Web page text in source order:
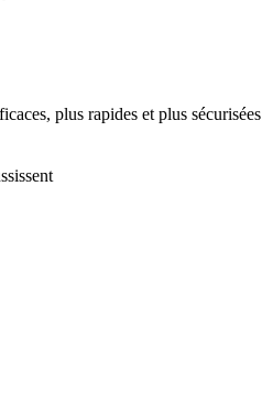
plus rapides et plus sécurisées